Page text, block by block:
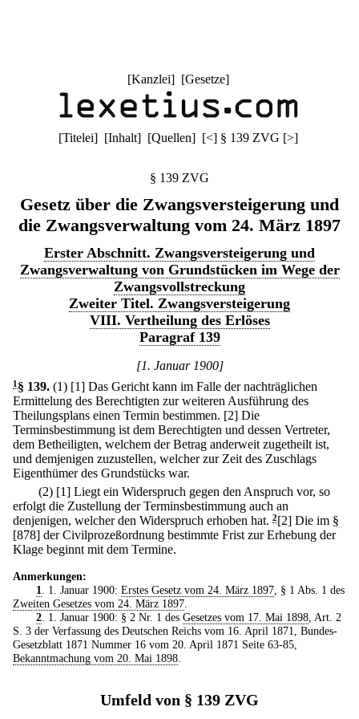
[Kanzlei] [Gesetze]
[Titelei] [Inhalt] [Quellen] [<] § 139 ZVG [>]
§ 139 ZVG
Gesetz über die Zwangsversteigerung und
die Zwangsverwaltung vom 24. März 1897
Erster Abschnitt. Zwangsversteigerung und
Zwangsverwaltung von Grundstücken im Wege der
Zwangsvollstreckung
Zweiter Titel. Zwangsversteigerung
VIII. Vertheilung des Erlöses
Paragraf 139
[1. Januar 1900]
1 § 139. (1) [1] Das Gericht kann im Falle der nachträglichen
Ermittelung des Berechtigten zur weiteren Ausführung des
Theilungsplans einen Termin bestimmen. [2] Die
Terminsbestimmung ist dem Berechtigten und dessen Vertreter,
dem Betheiligten, welchem der Betrag anderweit zugetheilt ist,
und demjenigen zuzustellen, welcher zur Zeit des Zuschlags
Eigenthümer des Grundstücks war.
(2) [1] Liegt ein Widerspruch gegen den Anspruch vor, so
erfolgt die Zustellung der Terminsbestimmung auch an
denjenigen, welcher den Widerspruch erhoben hat. 2[2] Die im §
[878] der Civilprozeßordnung bestimmte Frist zur Erhebung der
Klage beginnt mit dem Termine.
Anmerkungen:
1. 1. Januar 1900: Erstes Gesetz vom 24. März 1897, § 1 Abs. 1 des
Zweiten Gesetzes vom 24. März 1897.
2. 1. Januar 1900: § 2 Nr. 1 des Gesetzes vom 17. Mai 1898, Art. 2
S. 3 der Verfassung des Deutschen Reichs vom 16. April 1871, Bundes-
Gesetzblatt 1871 Nummer 16 vom 20. April 1871 Seite 63-85,
Bekanntmachung vom 20. Mai 1898.
Umfeld von § 139 ZVG